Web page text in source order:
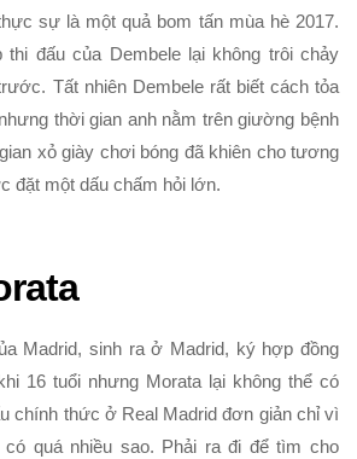
sự là một quả bom tấn mùa hè 2017.
thi đấu của Dembele lại không trôi chảy
Tất nhiên Dembele rất biết cách tỏa
thời gian anh nằm trên giường bệnh
xỏ giày chơi bóng đã khiên cho tương
đặt một dấu chấm hỏi lớn.
Madrid, sinh ra ở Madrid, ký hợp đồng
16 tuổi nhưng Morata lại không thể có
chính thức ở Real Madrid đơn giản chỉ vì
quá nhiều sao. Phải ra đi để tìm cho